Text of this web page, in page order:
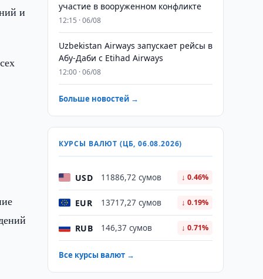
и
участие в вооруженном конфликте
12:15 · 06/08
Uzbekistan Airways запускает рейсы в
Абу-Даби с Etihad Airways
12:00 · 06/08
Больше новостей →
КУРСЫ ВАЛЮТ (ЦБ, 06.08.2026)
USD 11886,72 сумов ↓ 0.46%
EUR 13717,27 сумов ↓ 0.19%
RUB 146,37 сумов ↓ 0.71%
Все курсы валют →